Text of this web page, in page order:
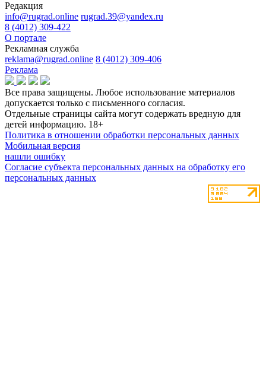
Редакция
info@rugrad.online rugrad.39@yandex.ru
8 (4012) 309-422
О портале
Рекламная служба
reklama@rugrad.online 8 (4012) 309-406
Реклама
Все права защищены. Любое использование материалов
допускается только с письменного согласия.
Отдельные страницы сайта могут содержать вредную для
детей информацию. 18+
Политика в отношении обработки персональных данных
Мобильная версия
нашли ошибку
Согласие субъекта персональных данных на обработку его
персональных данных